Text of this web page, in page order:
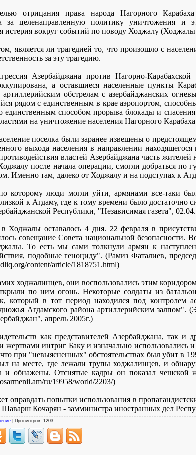
отрицания права народа Нагорного Карабаха
за целенаправленную политику уничтожения и
истерия вокруг событий по поводу Ходжалу (Ходжалы
является ли трагедией то, что произошло с
за эту трагедию.
Азербайджана против Нагорно-
а оставшиеся населенные пункты
артиллерийским обстрелам с азербайджанских
рядом с единственным в крае аэропортом,
способом прорыва блокады и спасения
на уничтожение населения Нагорного Карабаха.
поселка были заранее извещены о
выхода населения в направлении
властей Азербайджана часть жителей
после начала операции, смогли добраться по
Именно там, далеко от Ходжалу и на подступах к
которому люди могли уйти, армянами все-таки
к Агдаму, где к тому времени было
Республики, "Независимая газета",
Ходжалы оставалось 4 дня. 22 февраля в
совещание Совета национальной
То есть мы сами толкнули армян к
подобные геноциду". (Рамиз Фаталиев,
content/article/1818751.html)
ходжалинцев, они воспользовались этим
по ним огонь. Некоторые солдаты из
который в тот период находился под контролем
Агдамского района артиллерийским залпом".
апрель 2005г.)
как представителей Азербайджана, так и
жертвами интриг Баку и изначально использовались
при "невыясненных" обстоятельствах был убит в
на месте, где лежали трупы ходжалинцев, и
и обнажены. Отснятые кадры он показал чешской
ru/19958/world/2203/)
оправдать попытки использования в
Шаварш Кочарян - замминистра иностранных дел
| Просмотров: 1203